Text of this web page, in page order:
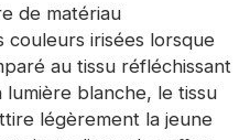
de matériau
couleurs irisées lorsque
au tissu réfléchissant
blanche, le tissu
légèrement la jeune